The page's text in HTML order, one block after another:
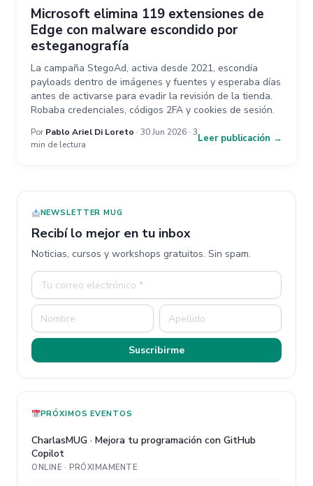
Microsoft elimina 119 extensiones de
Edge con malware escondido por
esteganografía
La campaña StegoAd, activa desde 2021, escondía
payloads dentro de imágenes y fuentes y esperaba días
antes de activarse para evadir la revisión de la tienda.
Robaba credenciales, códigos 2FA y cookies de sesión.
Por Pablo Ariel Di Loreto · 30 Jun 2026 · 3
min de lectura
Leer publicación →
NEWSLETTER MUG
Recibí lo mejor en tu inbox
Noticias, cursos y workshops gratuitos. Sin spam.
Suscribirme
PRÓXIMOS EVENTOS
CharlasMUG · Mejora tu programación con GitHub
Copilot
ONLINE · PRÓXIMAMENTE